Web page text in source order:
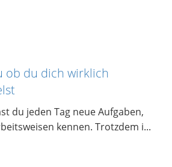
ob du dich wirklich
du jeden Tag neue Aufgaben,
kennen. Trotzdem i...